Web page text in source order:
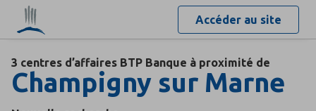
Accéder au site
3 centres d’affaires BTP Banque à proximité de
Champigny sur Marne